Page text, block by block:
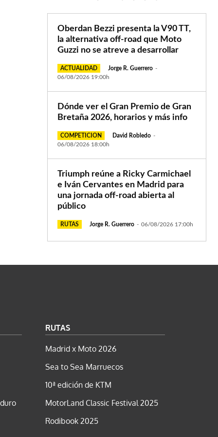
Oberdan Bezzi presenta la V90 TT,
la alternativa off-road que Moto
Guzzi no se atreve a desarrollar
ACTUALIDAD Jorge R. Guerrero -
06/08/2026 19:00h
Dónde ver el Gran Premio de Gran
Bretaña 2026, horarios y más info
COMPETICION David Robledo -
06/08/2026 18:00h
Triumph reúne a Ricky Carmichael
e Iván Cervantes en Madrid para
una jornada off-road abierta al
público
RUTAS Jorge R. Guerrero - 06/08/2026 17:00h
RUTAS
Madrid x Moto 2026
Sea to Sea Marruecos
10ª edición de KTM
MotorLand Classic Festival 2025
Rodibook 2025